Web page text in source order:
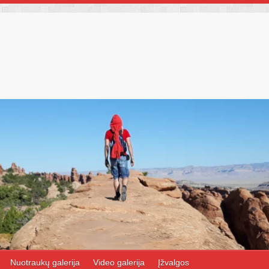
Nuotraukų galerija Video galerija Įžvalgos